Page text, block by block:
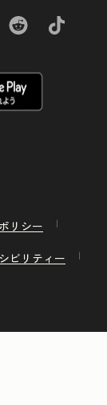
リシー
ビリティー